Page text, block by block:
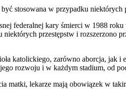
stosowana w przypadku
federalnej kary śmierci w 1988
przestępstw i rozszerzono
katolickiego, zarówno aborcja, jak
rozwoju i w każdym stadium, od
matki, lekarze mają obowiązek w